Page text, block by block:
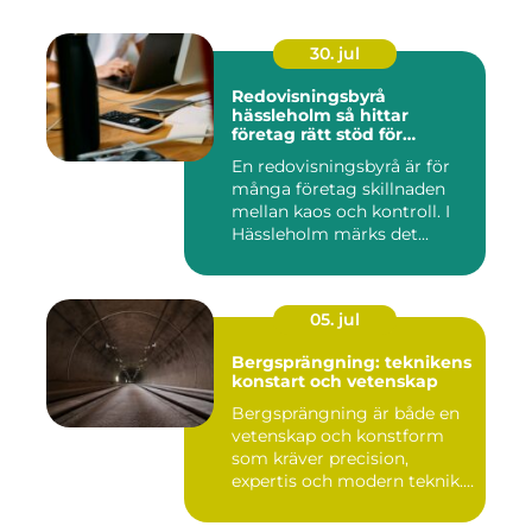
30. jul
Redovisningsbyrå
hässleholm så hittar
företag rätt stöd för
En redovisningsbyrå är för
många företag skillnaden
mellan kaos och kontroll. I
Hässleholm märks det...
05. jul
Bergsprängning: teknikens
konstart och vetenskap
Bergsprängning är både en
vetenskap och konstform
som kräver precision,
expertis och modern teknik.